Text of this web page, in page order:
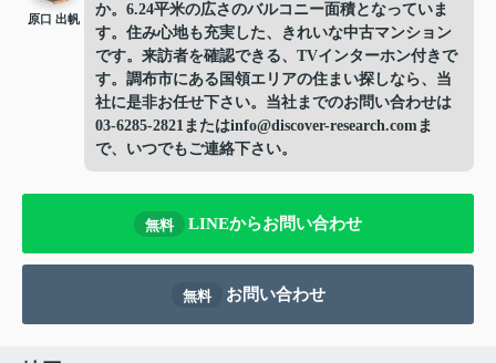
原口 出帆
か。6.24平米の広さのバルコニー面積となっていま
す。住み心地も充実した、きれいな中古マンション
です。来訪者を確認できる、TVインターホン付きで
す。調布市にある国領エリアの住まい探しなら、当
社に是非お任せ下さい。当社までのお問い合わせは
03-6285-2821またはinfo@discover-research.comま
で、いつでもご連絡下さい。
無料 LINEからお問い合わせ
無料 お問い合わせ